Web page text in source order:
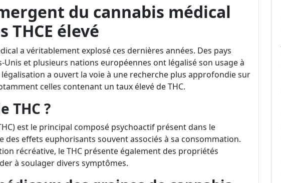
du cannabis médical
THCE élevé
a véritablement explosé ces dernières années. Des pays
Unis et plusieurs nations européennes ont légalisé son usage à
a ouvert la voie à une recherche plus approfondie sur
celles contenant un taux élevé de THC.
THC ?
est le principal composé psychoactif présent dans le
des effets euphorisants souvent associés à sa consommation.
récréative, le THC présente également des propriétés
à soulager divers symptômes.